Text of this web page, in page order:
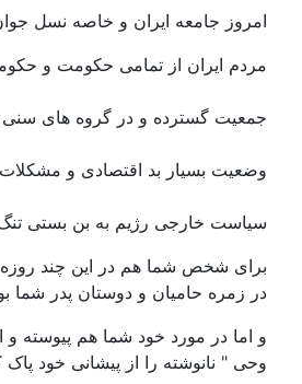
امروز جامعه ایران و خاصه نسل
مردم ایران از تمامی حکومت و
جمعیت گسترده و در گروه های سنی
وضعیت بسیار بد اقتصادی و
سیاست خارجی رژیم به بن بستی
برای شخص شما هم در این چند روزه
در زمره حامیان و دوستان پدر شما
و اما در مورد خود شما هم پیوسته
وحی " نانوشته را از پیشانی خود